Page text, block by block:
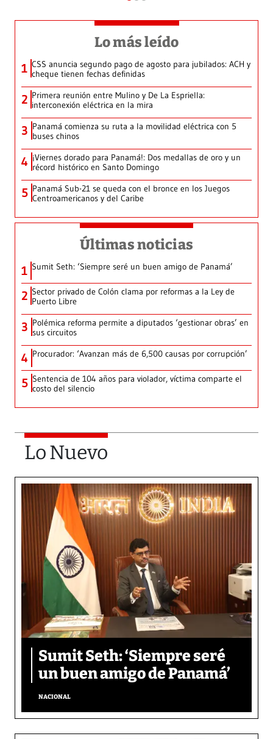
Lo más leído
1 CSS anuncia segundo pago de agosto para jubilados: ACH y
cheque tienen fechas definidas
2 Primera reunión entre Mulino y De La Espriella:
interconexión eléctrica en la mira
3 Panamá comienza su ruta a la movilidad eléctrica con 5
buses chinos
4 ¡Viernes dorado para Panamá!: Dos medallas de oro y un
récord histórico en Santo Domingo
5 Panamá Sub-21 se queda con el bronce en los Juegos
Centroamericanos y del Caribe
Últimas noticias
1 Sumit Seth: ‘Siempre seré un buen amigo de Panamá’
2 Sector privado de Colón clama por reformas a la Ley de
Puerto Libre
3 Polémica reforma permite a diputados ‘gestionar obras’ en
sus circuitos
4 Procurador: ‘Avanzan más de 6,500 causas por corrupción’
5 Sentencia de 104 años para violador, víctima comparte el
costo del silencio
Lo Nuevo
Sumit Seth: ‘Siempre seré
un buen amigo de Panamá’
NACIONAL